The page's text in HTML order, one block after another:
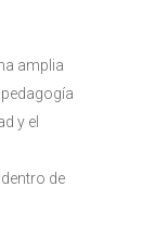
amplia
y el
de